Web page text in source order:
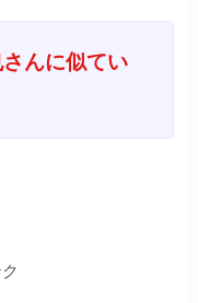
んに似てい